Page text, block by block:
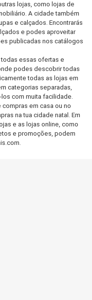
lojas, como lojas de
A cidade também
e calçados. Encontrarás
e podes aproveitar
publicadas nos catálogos
essas ofertas e
podes descobrir todas
todas as lojas em
categorias separadas,
com muita facilidade.
em casa ou no
na tua cidade natal. Em
e as lojas online, como
e promoções, podem